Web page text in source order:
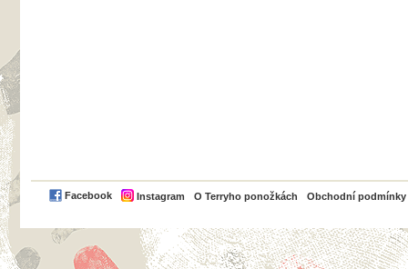
Facebook Instagram O Terryho ponožkách Obchodní podmínky
PayPal